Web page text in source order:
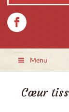
Menu
Cœur